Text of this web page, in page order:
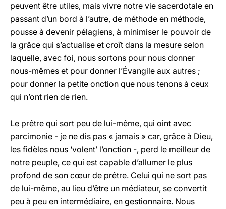
peuvent être utiles, mais vivre notre vie sacerdotale en
passant d’un bord à l’autre, de méthode en méthode,
pousse à devenir pélagiens, à minimiser le pouvoir de
la grâce qui s’actualise et croît dans la mesure selon
laquelle, avec foi, nous sortons pour nous donner
nous-mêmes et pour donner l’Évangile aux autres ;
pour donner la petite onction que nous tenons à ceux
qui n’ont rien de rien.
Le prêtre qui sort peu de lui-même, qui oint avec
parcimonie - je ne dis pas « jamais » car, grâce à Dieu,
les fidèles nous ‘volent’ l’onction -, perd le meilleur de
notre peuple, ce qui est capable d’allumer le plus
profond de son cœur de prêtre. Celui qui ne sort pas
de lui-même, au lieu d’être un médiateur, se convertit
peu à peu en intermédiaire, en gestionnaire. Nous